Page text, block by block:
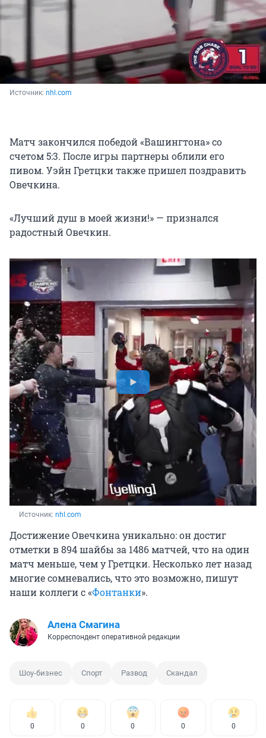
Источник: nhl.com
Матч закончился победой «Вашингтона» со
счетом 5:3. После игры партнеры облили его
пивом. Уэйн Гретцки также пришел поздравить
Овечкина.
«Лучший душ в моей жизни!» — признался
радостный Овечкин.
Источник: nhl.com
Достижение Овечкина уникально: он достиг
отметки в 894 шайбы за 1486 матчей, что на один
матч меньше, чем у Гретцки. Несколько лет назад
многие сомневались, что это возможно, пишут
наши коллеги с «Фонтанки».
Алена Смагина
Корреспондент оперативной редакции
Шоу-бизнес Спорт Развод Скандал
0 0 0 0 0